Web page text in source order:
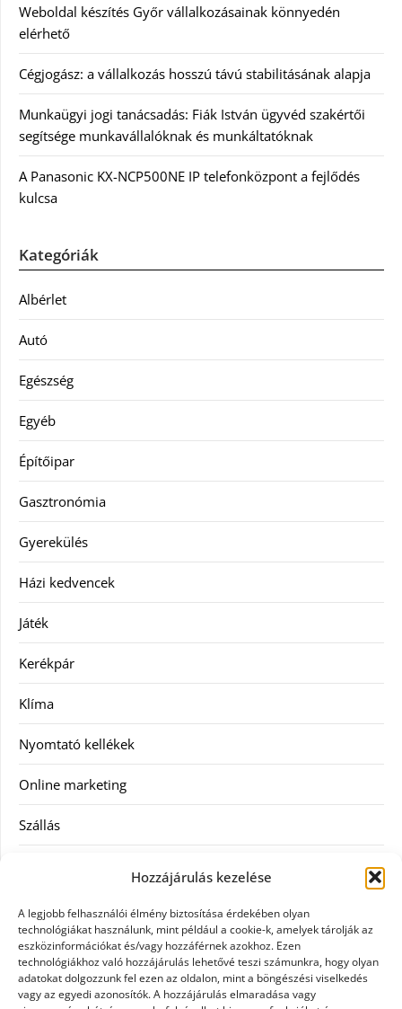
Hozzájárulás kezelése
A legjobb felhasználói élmény biztosítása érdekében olyan
technológiákat használunk, mint például a cookie-k, amelyek tárolják az
eszközinformációkat és/vagy hozzáférnek azokhoz. Ezen
technológiákhoz való hozzájárulás lehetővé teszi számunkra, hogy olyan
adatokat dolgozzunk fel ezen az oldalon, mint a böngészési viselkedés
vagy az egyedi azonosítók. A hozzájárulás elmaradása vagy
Weboldal készítés Győr vállalkozásainak könnyedén
elérhető
Cégjogász: a vállalkozás hosszú távú stabilitásának alapja
Munkaügyi jogi tanácsadás: Fiák István ügyvéd szakértői
segítsége munkavállalóknak és munkáltatóknak
A Panasonic KX-NCP500NE IP telefonközpont a fejlődés
kulcsa
Kategóriák
Albérlet
Autó
Egészség
Egyéb
Építőipar
Gasztronómia
Gyerekülés
Házi kedvencek
Játék
Kerékpár
Klíma
Nyomtató kellékek
Online marketing
Szállás
Szellőztető
Szolgáltatás
Táskák